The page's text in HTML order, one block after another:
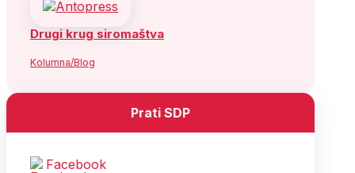
Drugi krug siromaštva
Kolumna/Blog
Prati SDP
Facebook